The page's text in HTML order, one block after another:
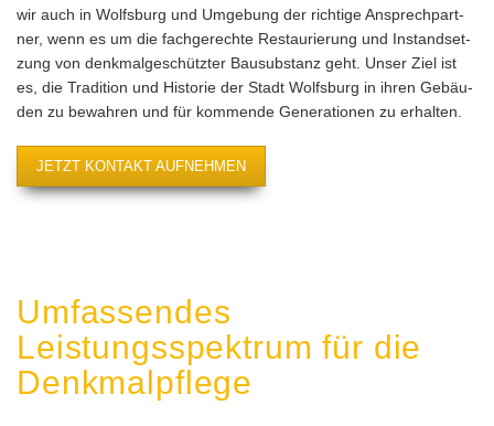
wir auch in Wolfs­burg und Um­ge­bung der rich­ti­ge An­sprech­part­
ner, wenn es um die fach­ge­rech­te Re­stau­rie­rung und In­stand­set­
zung von denk­mal­ge­schütz­ter Bau­sub­stanz geht. Unser Ziel ist
es, die Tra­di­ti­on und His­to­rie der Stadt Wolfs­burg in ihren Ge­bäu­
den zu be­wah­ren und für kom­men­de Ge­ne­ra­tio­nen zu er­hal­ten.
JETZT KONTAKT AUFNEHMEN
Umfassendes
Leistungsspektrum für die
Denkmalpflege